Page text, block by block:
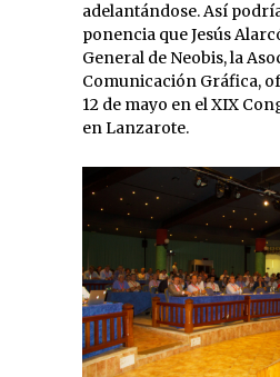
adelantándose. Así
ponencia que Jesús
General de Neobis, la
Comunicación Gráfica,
12 de mayo en el XIX
en Lanzarote.